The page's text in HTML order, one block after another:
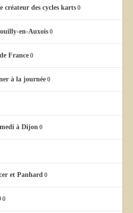
créateur des cycles karts 0
en-Auxois 0
France 0
à la journée 0
à Dijon 0
et Panhard 0
0